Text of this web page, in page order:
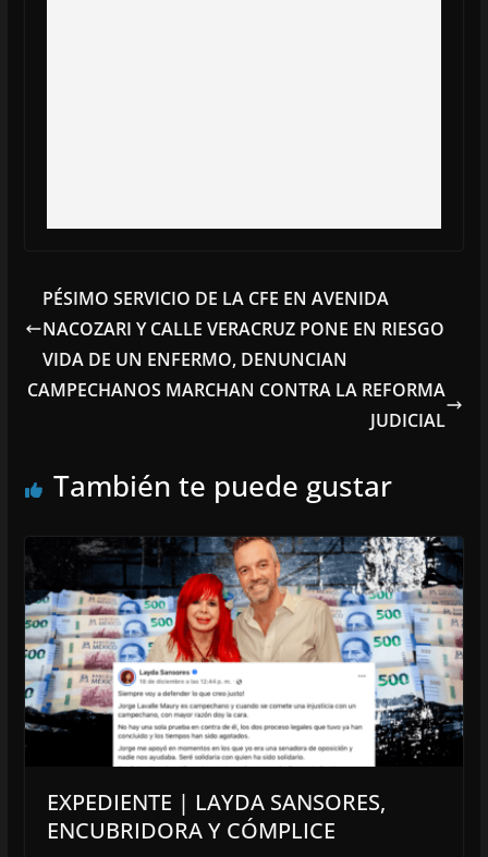
PÉSIMO SERVICIO DE LA CFE EN AVENIDA
NACOZARI Y CALLE VERACRUZ PONE EN RIESGO
VIDA DE UN ENFERMO, DENUNCIAN
CAMPECHANOS MARCHAN CONTRA LA REFORMA
JUDICIAL
También te puede gustar
EXPEDIENTE | LAYDA SANSORES,
ENCUBRIDORA Y CÓMPLICE